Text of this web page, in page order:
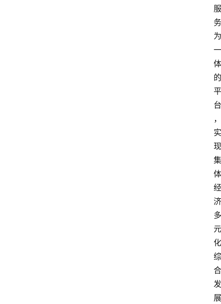
服
务
为
一
体
的
平
台
，
实
现
集
体
经
济
多
元
化
综
合
发
展